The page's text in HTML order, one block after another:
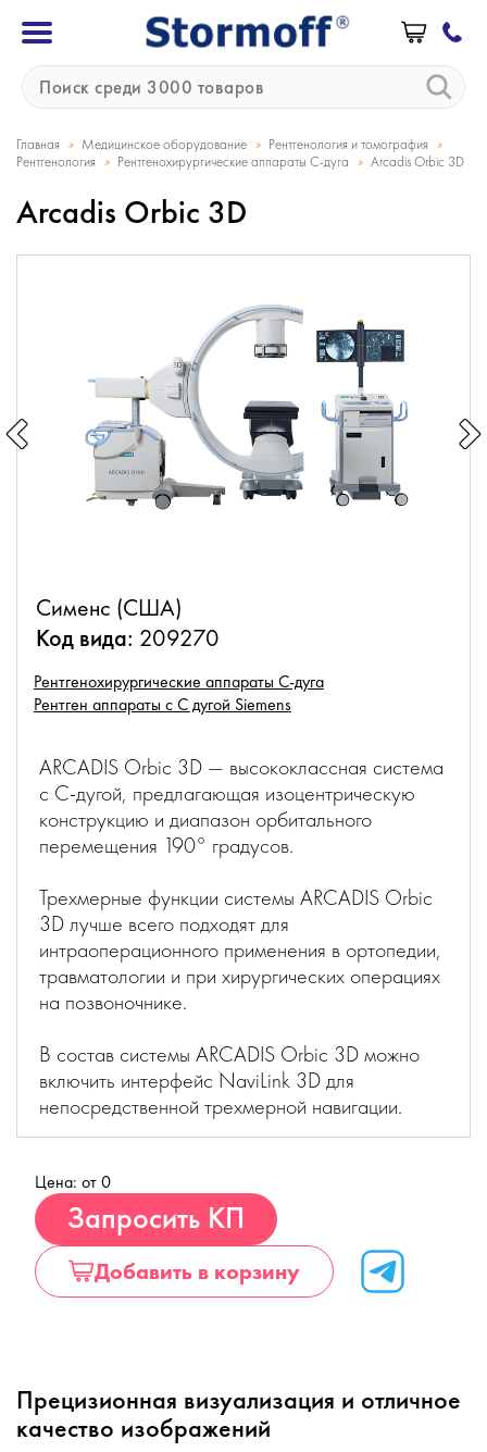
Главная » Медицинское оборудование » Рентгенология и томография »
Рентгенология » Рентгенохирургические аппараты С-дуга » Arcadis Orbic 3D
Arcadis Orbic 3D
Сименс (США)
Код вида: 209270
Рентгенохирургические аппараты С-дуга
Рентген аппараты с С дугой Siemens
ARCADIS Orbic 3D — высококлассная система
с C-дугой, предлагающая изоцентрическую
конструкцию и диапазон орбитального
перемещения 190° градусов.
Трехмерные функции системы ARCADIS Orbic
3D лучше всего подходят для
интраоперационного применения в ортопедии,
травматологии и при хирургических операциях
на позвоночнике.
В состав системы ARCADIS Orbic 3D можно
включить интерфейс NaviLink 3D для
непосредственной трехмерной навигации.
Цена: от 0
Запросить КП
Добавить в корзину
Прецизионная визуализация и отличное
качество изображений